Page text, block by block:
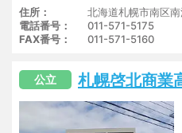
住所
北海道札幌市南区
電話番号
011-571-5175
FAX番号
011-571-5160
公立 札幌啓北商業